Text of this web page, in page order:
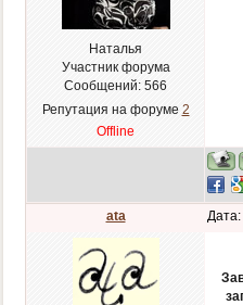
Наталья
Участник форума
Сообщений: 566
Репутация на форуме 2
Offline
ata